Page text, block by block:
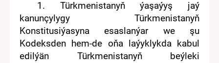
1.
Türkmenistanyň ýaşaýyş jaý
kanunçylygy Türkmenistanyň
Konstitusiýasyna esaslanýar we şu
Kodeksden hem-de oňa laýyklykda kabul
edilýän
Türkmenistanyňbeýleki